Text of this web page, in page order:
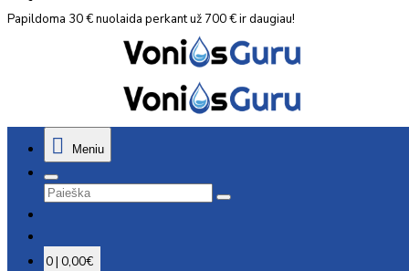
Papildoma 30 € nuolaida perkant už 700 € ir daugiau!
Meniu
0 | 0,00€